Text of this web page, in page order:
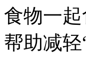
食物一
帮助减轻